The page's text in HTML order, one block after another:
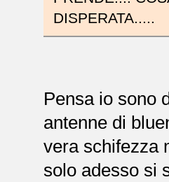
DISPERATA.....
Pensa io sono
antenne di
vera schifezza
solo adesso si